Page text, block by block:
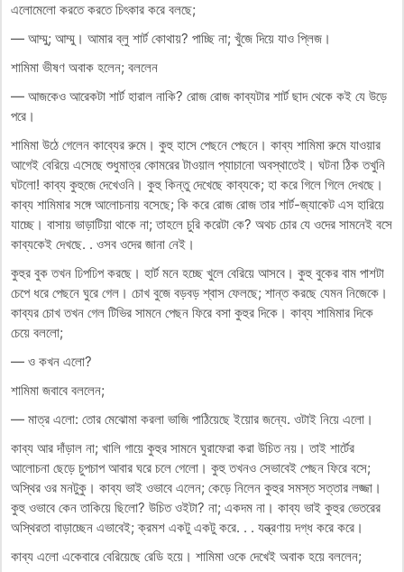
এলোমেলো করতে করতে চিৎকার করে বলছে;
— আম্মু; আম্মু। আমার ব্লু শার্ট কোথায়? পাচ্ছি না; খুঁজে দিয়ে যাও প্লিজ।
শামিমা ভীষণ অবাক হলেন; বললেন
— আজকেও আরেকটা শার্ট হারাল নাকি? রোজ রোজ কাব্যটার শার্ট ছাদ থেকে কই যে উড়ে
পরে।
শামিমা উঠে গেলেন কাব্যের রুমে। কুহু হাসে পেছনে পেছনে। কাব্য শামিমা রুমে যাওয়ার
আগেই বেরিয়ে এসেছে শুধুমাত্র কোমরের টাওয়াল প্যাচানো অবস্থাতেই। ঘটনা ঠিক তখুনি
ঘটলো! কাব্য কুহুজে দেখেওনি। কুহু কিন্তু দেখেছে কাব্যকে; হা করে গিলে গিলে দেখছে।
কাব্য শামিমার সঙ্গে আলোচনায় বসেছে; কি করে রোজ রোজ তার শার্ট-জ্যাকেট এস হারিয়ে
যাচ্ছে। বাসায় ভাড়াটিয়া থাকে না; তাহলে চুরি করেটা কে? অথচ চোর যে ওদের সামনেই বসে
কাব্যকেই দেখছে. . ওসব ওদের জানা নেই।
কুহুর বুক তখন ঢিপঢিপ করছে। হার্ট মনে হচ্ছে খুলে বেরিয়ে আসবে। কুহু বুকের বাম পাশটা
চেপে ধরে পেছনে ঘুরে গেল। চোখ বুজে বড়বড় শ্বাস ফেলছে; শান্ত করছে যেমন নিজেকে।
কাব্যর চোখ তখন গেল টিভির সামনে পেছন ফিরে বসা কুহুর দিকে। কাব্য শামিমার দিকে
চেয়ে বললো;
— ও কখন এলো?
শামিমা জবাবে বললেন;
— মাত্র এলো: তোর মেঝোমা করলা ভাজি পাঠিয়েছে ইয়োর জন্যে. ওটাই নিয়ে এলো।
কাব্য আর দাঁড়াল না; খালি গায়ে কুহুর সামনে ঘুরাফেরা করা উচিত নয়। তাই শার্টের
আলোচনা ছেড়ে চুপচাপ আবার ঘরে চলে গেলো। কুহু তখনও সেভাবেই পেছন ফিরে বসে;
অস্থির ওর মনটুকু। কাব্য ভাই ওভাবে এলেন; কেড়ে নিলেন কুহুর সমস্ত সত্তার লজ্জা।
কুহু ওভাবে কেন তাকিয়ে ছিলো? উচিত ওইটা? না; একদম না। কাব্য ভাই কুহুর ভেতরের
অস্থিরতা বাড়াচ্ছেন এভাবেই; ক্রমশ একটু একটু করে. . . যন্ত্রণায় দগ্ধ করে করে।
কাব্য এলো একেবারে বেরিয়েছে রেডি হয়ে। শামিমা ওকে দেখেই অবাক হয়ে বললেন;